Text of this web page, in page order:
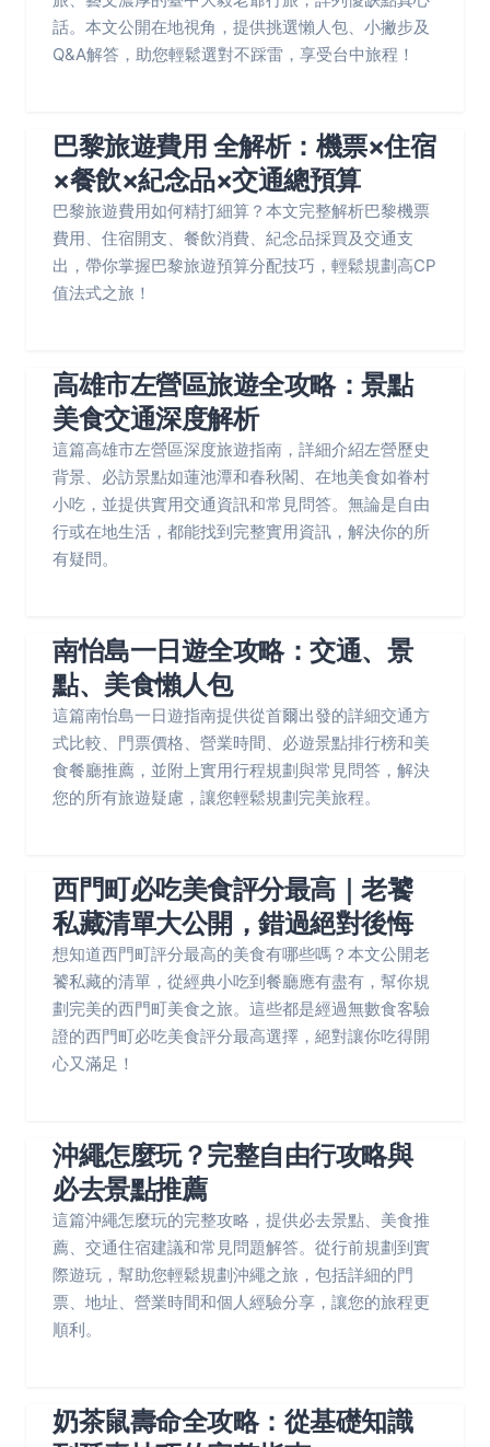
話。本文公開在地視角，提供挑選懶人包、小撇步及
Q&A解答，助您輕鬆選對不踩雷，享受台中旅程！
巴黎旅遊費用 全解析：機票×住宿
×餐飲×紀念品×交通總預算
巴黎旅遊費用如何精打細算？本文完整解析巴黎機票
費用、住宿開支、餐飲消費、紀念品採買及交通支
出，帶你掌握巴黎旅遊預算分配技巧，輕鬆規劃高CP
值法式之旅！
高雄市左營區旅遊全攻略：景點
美食交通深度解析
這篇高雄市左營區深度旅遊指南，詳細介紹左營歷史
背景、必訪景點如蓮池潭和春秋閣、在地美食如眷村
小吃，並提供實用交通資訊和常見問答。無論是自由
行或在地生活，都能找到完整實用資訊，解決你的所
有疑問。
南怡島一日遊全攻略：交通、景
點、美食懶人包
這篇南怡島一日遊指南提供從首爾出發的詳細交通方
式比較、門票價格、營業時間、必遊景點排行榜和美
食餐廳推薦，並附上實用行程規劃與常見問答，解決
您的所有旅遊疑慮，讓您輕鬆規劃完美旅程。
西門町必吃美食評分最高｜老饕
私藏清單大公開，錯過絕對後悔
想知道西門町評分最高的美食有哪些嗎？本文公開老
饕私藏的清單，從經典小吃到餐廳應有盡有，幫你規
劃完美的西門町美食之旅。這些都是經過無數食客驗
證的西門町必吃美食評分最高選擇，絕對讓你吃得開
心又滿足！
沖繩怎麼玩？完整自由行攻略與
必去景點推薦
這篇沖繩怎麼玩的完整攻略，提供必去景點、美食推
薦、交通住宿建議和常見問題解答。從行前規劃到實
際遊玩，幫助您輕鬆規劃沖繩之旅，包括詳細的門
票、地址、營業時間和個人經驗分享，讓您的旅程更
順利。
奶茶鼠壽命全攻略：從基礎知識